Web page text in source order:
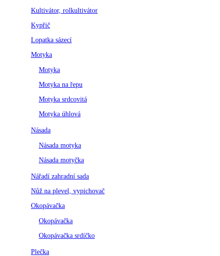
Kultivátor, rolkultivátor
Kypřič
Lopatka sázecí
Motyka
Motyka
Motyka na řepu
Motyka srdcovitá
Motyka úhlová
Násada
Násada motyka
Násada motyčka
Nářadí zahradní sada
Nůž na plevel, vypichovač
Okopávačka
Okopávačka
Okopávačka srdíčko
Plečka